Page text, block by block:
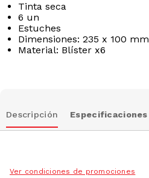
Tinta seca
6 un
Estuches
Dimensiones: 235 x 100 mm
Material: Blíster x6
Descripción Especificaciones
Ver condiciones de promociones